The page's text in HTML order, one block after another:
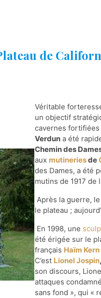
de
Véritable
un objectif
cavernes fortifiées
Verduna été
Chemin des
aux mutineriesde
des Dames, a été
mutins de 1917 de
Après la guerre,
le plateau ;
En 1998, une
été érigée sur le
français Haïm Kern
C’est Lionel Jospin,
son discours,
attaques
sans fond », qui «